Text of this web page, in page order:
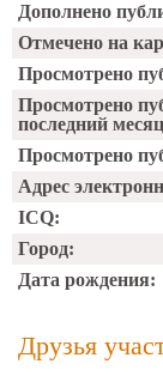
Дополнено
Отмечено на
Просмотрено
Просмотрено
последний
Просмотрено
Адрес
ICQ:
Город:
Дата рождения:
Друзья